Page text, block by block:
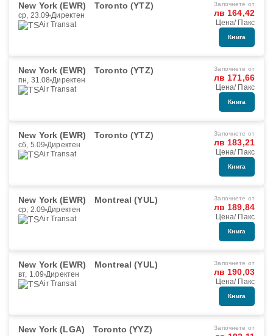
New York (EWR) Toronto (YTZ)
ср, 23.09 Директен
Air Transat
Започнете от
лв 164,42
Цена/ Пакс
Книга
New York (EWR) Toronto (YTZ)
пн, 31.08 Директен
Air Transat
Започнете от
лв 171,66
Цена/ Пакс
Книга
New York (EWR) Toronto (YTZ)
сб, 5.09 Директен
Air Transat
Започнете от
лв 183,21
Цена/ Пакс
Книга
New York (EWR) Montreal (YUL)
ср, 2.09 Директен
Air Transat
Започнете от
лв 189,84
Цена/ Пакс
Книга
New York (EWR) Montreal (YUL)
вт, 1.09 Директен
Air Transat
Започнете от
лв 190,03
Цена/ Пакс
Книга
New York (LGA) Toronto (YYZ) Започнете от